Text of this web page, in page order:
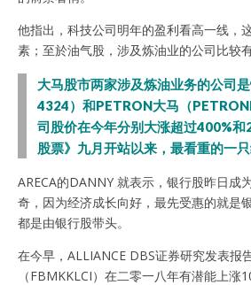
他指出，科技公司明年的盈利看高一线，
素；至於油气股，涉及炼油业的公司比较有
大马股市两家涉及炼油业务的公司
4324）和PETRON大马（
司股价在今年分别大涨超过400%
股票》九月开站以来，最看重的一只
ARECA的DANNY 就表示，银行股昨日成
奇，因为经济成长向好，最先受惠的就是
都是由银行股带头。
在今早，ALLIANCE DBS证券研究发表报
（FBMKKLCI）在二零一八年有潜能上涨